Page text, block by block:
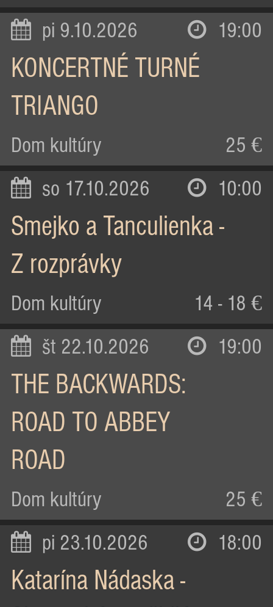
pi 9.10.2026 19:00
KONCERTNÉ TURNÉ
TRIANGO
Dom kultúry 25 €
so 17.10.2026 10:00
Smejko a Tanculienka -
Z rozprávky
Dom kultúry 14 - 18 €
št 22.10.2026 19:00
THE BACKWARDS:
ROAD TO ABBEY
ROAD
Dom kultúry 25 €
pi 23.10.2026 18:00
Katarína Nádaska -